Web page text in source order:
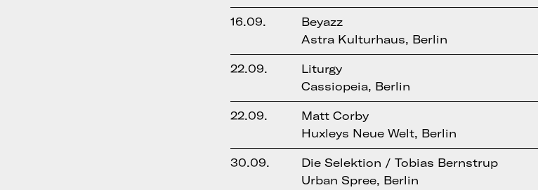
16.09.
Beyazz
Astra Kulturhaus, Berlin
22.09.
Liturgy
Cassiopeia, Berlin
22.09.
Matt Corby
Huxleys Neue Welt, Berlin
30.09.
Die Selektion / Tobias Bernstrup
Urban Spree, Berlin